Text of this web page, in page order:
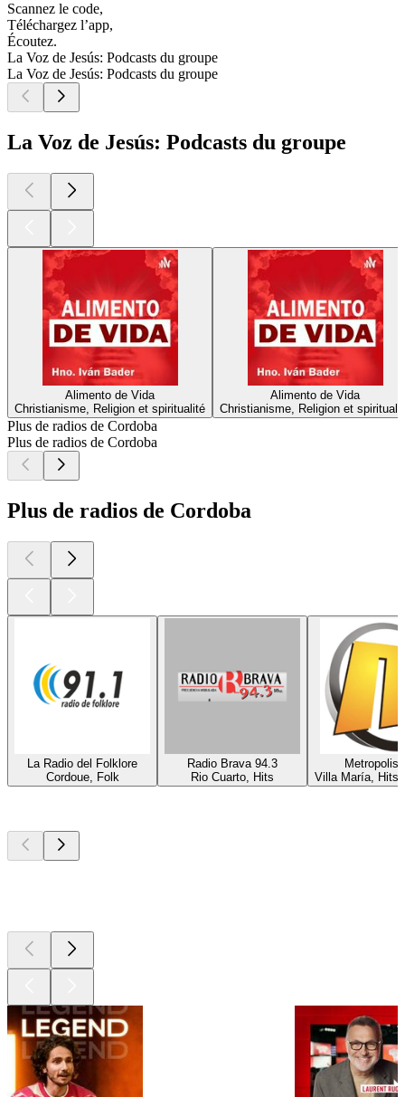
Scannez le code,
Téléchargez l’app,
Écoutez.
La Voz de Jesús: Podcasts du groupe
La Voz de Jesús: Podcasts du groupe
La Voz de Jesús: Podcasts du groupe
Alimento de Vida
Christianisme, Religion et spiritualité
Alimento de Vida
Christianisme, Religion et
Plus de radios de Cordoba
Plus de radios de Cordoba
Plus de radios de Cordoba
La Radio del Folklore
Cordoue, Folk
Radio Brava 94.3
Rio Cuarto, Hits
Metropolis
Villa María,